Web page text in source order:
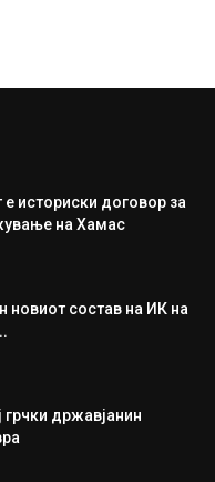
историски договор за
на Хамас
новиот состав на ИК на
грчки државјанин